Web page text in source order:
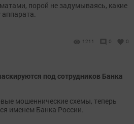
порой не задумываясь, какие
аппарата.
1211 0 0
под сотрудников Банка
мошеннические схемы, теперь
именем Банка России.